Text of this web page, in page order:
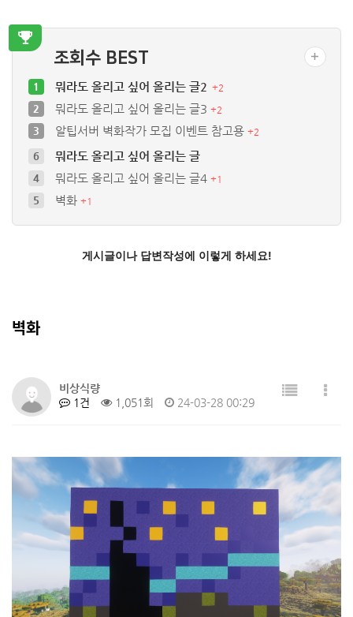
조회수 BEST
6 뭐라도 올리고 싶어 올리는 글
4 뭐라도 올리고 싶어 올리는 글4 +1
5 벽화 +1
1 뭐라도 올리고 싶어 올리는 글2 +2
2 뭐라도 올리고 싶어 올리는 글3 +2
3 알팁서버 벽화작가 모집 이벤트 참고용 +2
게시글이나 답변작성에 이렇게 하세요!
벽화
비상식량
1건
1,051회 24-03-28 00:29